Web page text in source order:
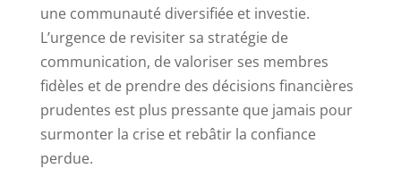
une communauté diversifiée et investie.
L’urgence de revisiter sa stratégie de
communication, de valoriser ses membres
fidèles et de prendre des décisions financières
prudentes est plus pressante que jamais pour
surmonter la crise et rebâtir la confiance
perdue.